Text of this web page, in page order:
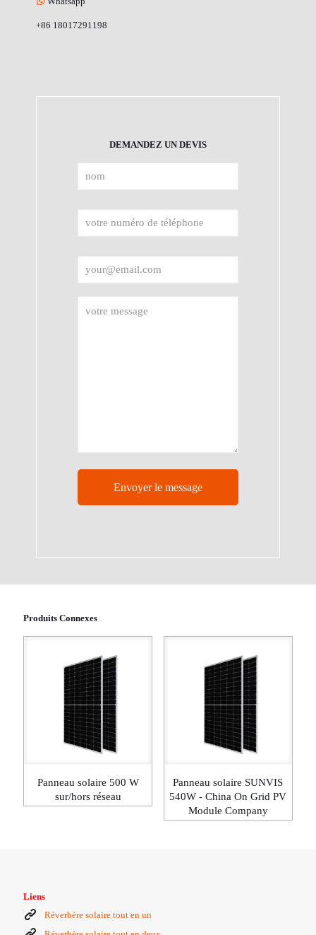
+86 18017291198
DEMANDEZ UN DEVIS
Produits Connexes
Panneau solaire 500 W
sur/hors réseau
Panneau solaire SUNVIS
540W - China On Grid PV
Module Company
Liens
Réverbère solaire tout en un